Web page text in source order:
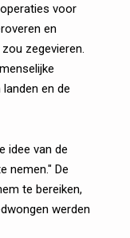
voor
en
zegevieren.
en de
idee van de
nemen." De
te bereiken,
werden